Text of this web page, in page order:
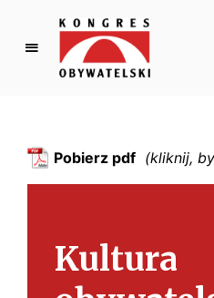
K
g
O
b
Pobierz pdf
Kultura